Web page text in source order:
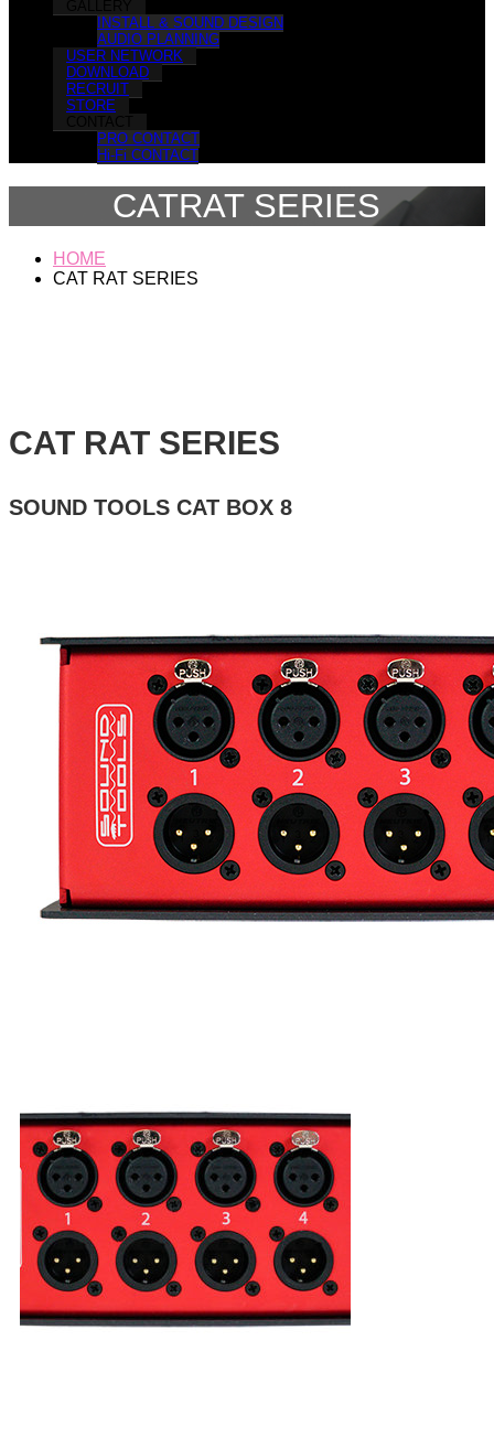
INSTALL & SOUND DESIGN
AUDIO PLANNING
USER NETWORK
DOWNLOAD
RECRUIT
STORE
PRO CONTACT
Hi-Fi CONTACT
CATRAT SERIES
HOME
CAT RAT SERIES
CAT RAT SERIES
SOUND TOOLS CAT BOX 8